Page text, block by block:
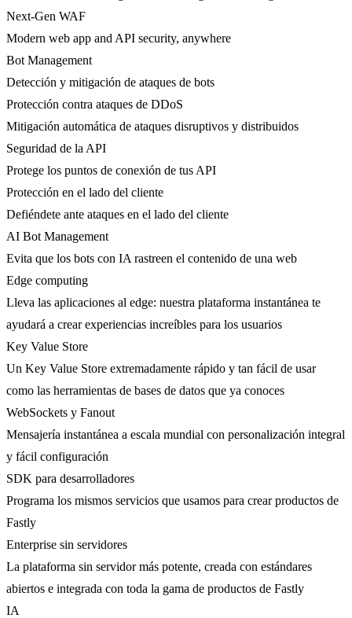
Next-Gen WAF
Modern web app and API security, anywhere
Bot Management
Detección y mitigación de ataques de bots
Protección contra ataques de DDoS
Mitigación automática de ataques disruptivos y distribuidos
Seguridad de la API
Protege los puntos de conexión de tus API
Protección en el lado del cliente
Defiéndete ante ataques en el lado del cliente
AI Bot Management
Evita que los bots con IA rastreen el contenido de una web
Edge computing
Lleva las aplicaciones al edge: nuestra plataforma instantánea te
ayudará a crear experiencias increíbles para los usuarios
Key Value Store
Un Key Value Store extremadamente rápido y tan fácil de usar
como las herramientas de bases de datos que ya conoces
WebSockets y Fanout
Mensajería instantánea a escala mundial con personalización integral
y fácil configuración
SDK para desarrolladores
Programa los mismos servicios que usamos para crear productos de
Fastly
Enterprise sin servidores
La plataforma sin servidor más potente, creada con estándares
abiertos e integrada con toda la gama de productos de Fastly
IA